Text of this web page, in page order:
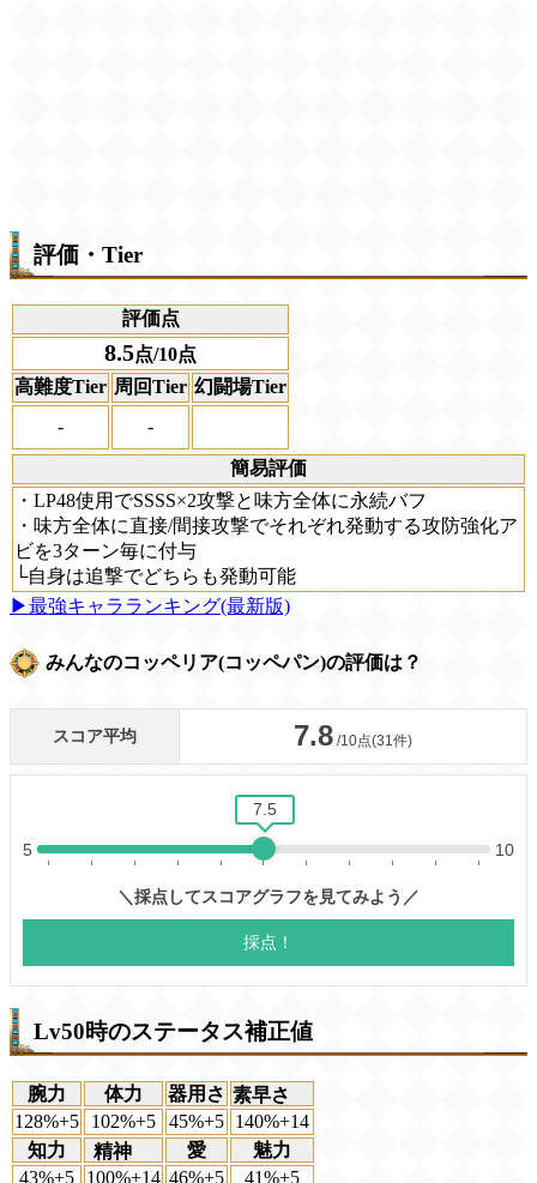
評価・Tier
評価点
8.5点/10点
高難度Tier 周回Tier 幻闘場Tier
-
-
簡易評価
・LP48使用でSSSS×2攻撃と味方全体に永続バフ
・味方全体に直接/間接攻撃でそれぞれ発動する攻防強化ア
ビを3ターン毎に付与
└自身は追撃でどちらも発動可能
▶最強キャラランキング(最新版)
みんなのコッペリア(コッペパン)の評価は？
Lv50時のステータス補正値
腕力 体力 器用さ 素早さ
128%+5
102%+5 45%+5 140%+14
知力
精神 愛
魅力
43%+5
100%+14 46%+5 41%+5